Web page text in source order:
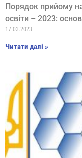
Порядок прийому
освіти – 2023:
17.03.2023
Читати далі »